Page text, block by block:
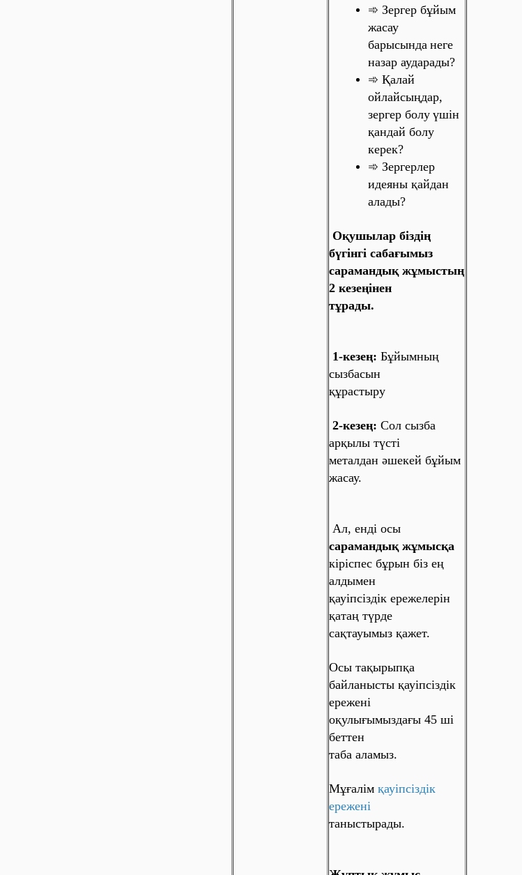
➾ Зергер бұйым
жасау
барысында неге
назар аударады?
➾ Қалай
ойлайсыңдар,
зергер болу үшін
қандай болу
керек?
➾ Зергерлер
идеяны қайдан
алады?
Оқушылар біздің
бүгінгі сабағымыз
сарамандық жұмыстың
2 кезеңінен
тұрады.
1-кезең: Бұйымның
сызбасын
құрастыру
2-кезең: Сол сызба
арқылы түсті
металдан әшекей бұйым
жасау.
Ал, енді осы
сарамандық жұмысқа
кіріспес бұрын біз ең
алдымен
қауіпсіздік ережелерін
қатаң түрде
сақтауымыз қажет.
Осы тақырыпқа
байланысты қауіпсіздік
ережені
оқулығымыздағы 45 ші
беттен
таба аламыз.
Мұғалім қауіпсіздік
ережені
таныстырады.